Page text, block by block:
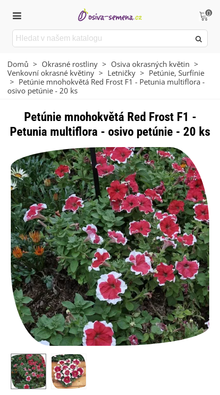
0
Domů > Okrasné rostliny > Osiva okrasných květin >
Venkovní okrasné květiny > Letničky > Petúnie, Surfínie
> Petúnie mnohokvětá Red Frost F1 - Petunia multiflora -
osivo petúnie - 20 ks
Petúnie mnohokvětá Red Frost F1 -
Petunia multiflora - osivo petúnie - 20 ks